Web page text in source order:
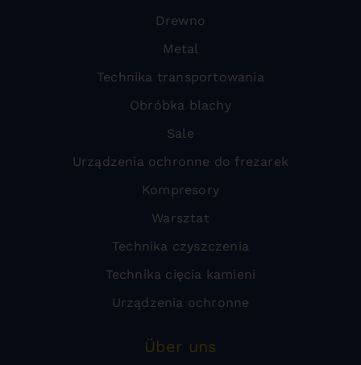
Drewno
Metal
Technika transportowania
Obróbka blachy
Sale
Urządzenia ochronne do frezarek
Kompresory
Warsztat
Technika czyszczenia
Technika cięcia kamieni
Urządzenia ochronne
Über uns